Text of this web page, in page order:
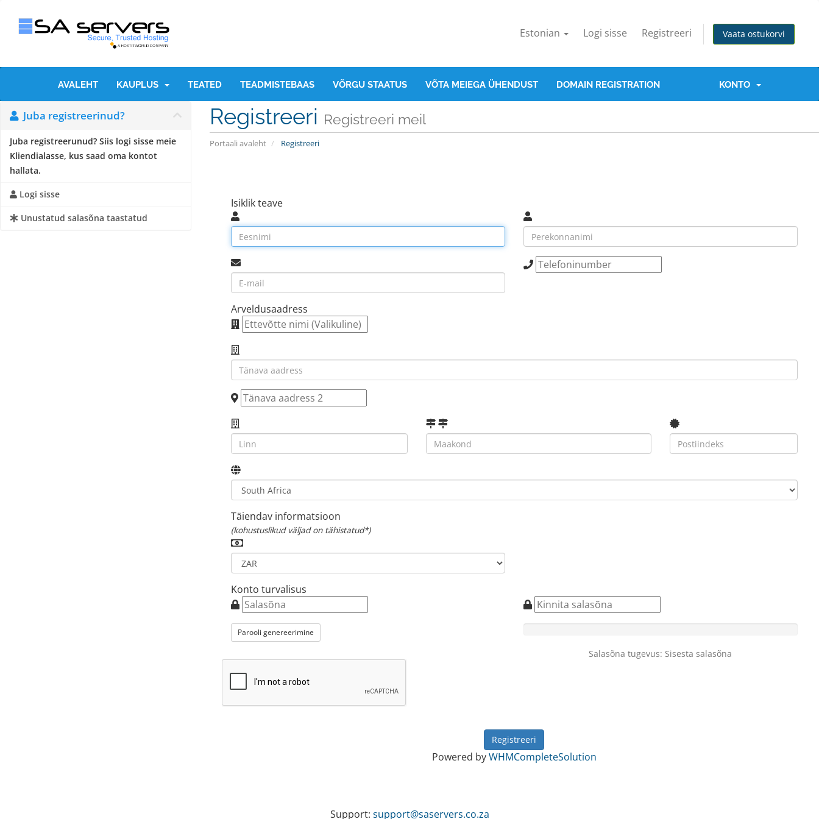
Estonian Logi sisse Registreeri Vaata ostukorvi
AVALEHT KAUPLUS TEATED TEADMISTEBAAS VÕRGU STAATUS VÕTA MEIEGA ÜHENDUST DOMAIN REGISTRATION KONTO
Registreeri Registreeri meil
Portaali avaleht Registreeri
Juba registreerinud?
Juba registreerunud? Siis logi sisse meie
Kliendialasse, kus saad oma kontot
hallata.
Logi sisse
Unustatud salasõna taastatud
Isiklik teave
Arveldusaadress
Täiendav informatsioon
(kohustuslikud väljad on tähistatud*)
Konto turvalisus
Parooli genereerimine
Salasõna tugevus: Sisesta salasõna
Powered byWHMCompleteSolution
Support: support@saservers.co.za